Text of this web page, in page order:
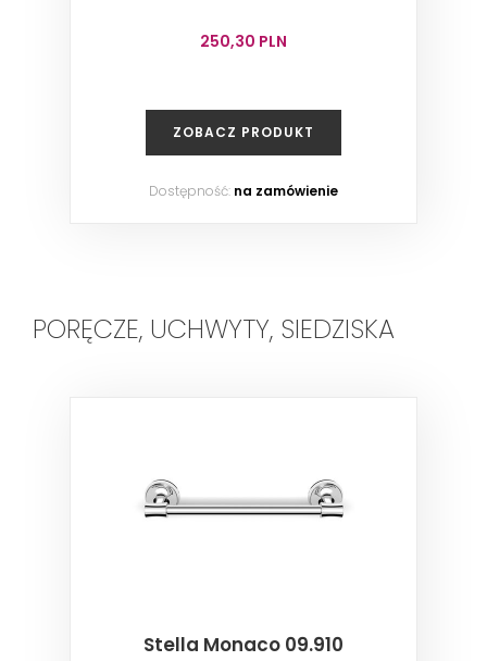
250,30 PLN
ZOBACZ PRODUKT
Dostępność: na zamówienie
PORĘCZE, UCHWYTY, SIEDZISKA
Stella Monaco 09.910